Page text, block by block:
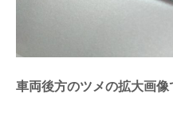
車両後方のツメの拡大画像